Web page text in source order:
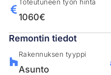
Toteutuneen työn hinta
1060€
Remontin tiedot
Rakennuksen tyyppi
Asunto